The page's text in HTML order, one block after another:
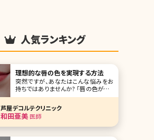
人気ランキング
理想的な唇の色を実現する方法
突然ですが、あなたはこんな悩みをお
持ちではありませんか? 「唇の色が悪く
て、リップカラーやグロスをつけずにい
られない」 「ノーメイクだと唇の血色が
悪くて不健康に見える」 「10代の頃は
唇の血色がよくてキレイだったのに、最
近、くすんでいる気がする」 女性に多い
芦屋デコルテクリニック
和田亜美医師